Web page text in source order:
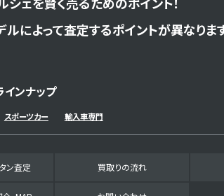
によって査定するポイントが異なります
ンナップ
スポーツカー 輸入車専門
ン査定 買取りの流れ